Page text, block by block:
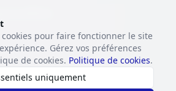
politique de confidentialité
pour faire fonctionner le site
Gérez vos préférences
de cookies. Politique de cookies.
uniquement